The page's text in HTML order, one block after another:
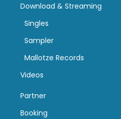
Download & Streaming
Singles
Sampler
Mallotze Records
Videos
Partner
Booking